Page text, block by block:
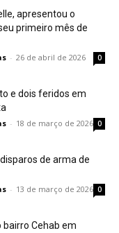
apresentou o
primeiro mês de
- 26 de abril de 2026 0
e dois feridos em
- 18 de março de 2026 0
de arma de
- 13 de março de 2026 0
Cehab em